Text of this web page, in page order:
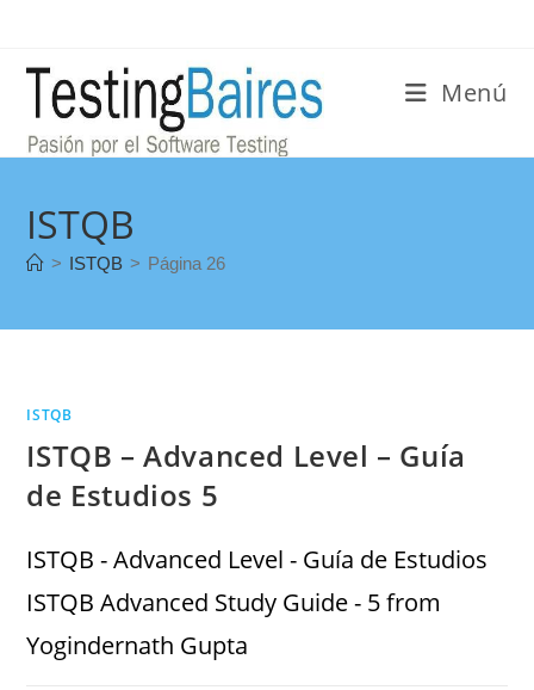
Menú
ISTQB
> ISTQB > Página 26
ISTQB
ISTQB – Advanced Level – Guía
de Estudios 5
ISTQB - Advanced Level - Guía de Estudios
ISTQB Advanced Study Guide - 5 from
Yogindernath Gupta